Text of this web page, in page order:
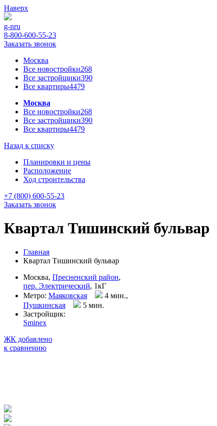
Наверх
g-nru
8-800-600-55-23
Заказать звонок
Москва
Все новостройки268
Все застройщики390
Все квартиры4479
Москва
Все новостройки268
Все застройщики390
Все квартиры4479
Назад к списку
Планировки и цены
Расположение
Ход строительства
+7 (800) 600-55-23
Заказать звонок
Квартал Тишинский бульвар
Главная
Квартал Тишинский бульвар
Москва, Пресненский район,
пер. Электрический, 1кГ
Метро: Маяковская
4 мин.,
Пушкинская
5 мин.
Застройщик:
Sminex
ЖК добавлено
к сравнению